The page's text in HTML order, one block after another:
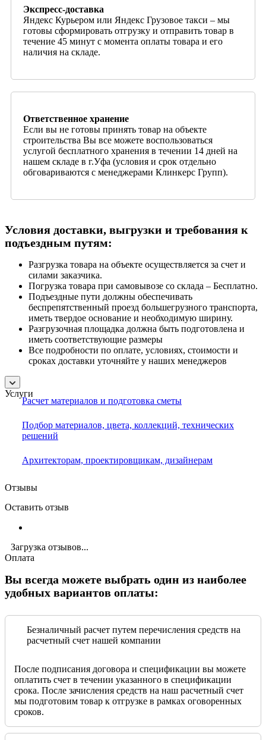
Экспресс-доставка
Яндекс Курьером или Яндекс Грузовое такси – мы
готовы сформировать отгрузку и отправить товар в
течение 45 минут с момента оплаты товара и его
наличия на складе.
Ответственное хранение
Если вы не готовы принять товар на объекте
строительства Вы все можете воспользоваться
услугой бесплатного хранения в течении 14 дней на
нашем складе в г.Уфа (условия и срок отдельно
обговариваются с менеджерами Клинкерс Групп).
Условия доставки, выгрузки и требования к
подъездным путям:
Разгрузка товара на объекте осуществляется за счет и
силами заказчика.
Погрузка товара при самовывозе со склада – Бесплатно.
Подъездные пути должны обеспечивать
беспрепятственный проезд большегрузного транспорта,
иметь твердое основание и необходимую ширину.
Разгрузочная площадка должна быть подготовлена и
иметь соответствующие размеры
Все подробности по оплате, условиях, стоимости и
сроках доставки уточняйте у наших менеджеров
Услуги
Расчет материалов и подготовка сметы
Подбор материалов, цвета, коллекций, технических
решений
Архитекторам, проектировщикам, дизайнерам
Отзывы
Оставить отзыв
Загрузка отзывов...
Оплата
Вы всегда можете выбрать один из наиболее
удобных вариантов оплаты:
Безналичный расчет путем перечисления средств на
расчетный счет нашей компании
После подписания договора и спецификации вы можете
оплатить счет в течении указанного в спецификации
срока. После зачисления средств на наш расчетный счет
мы подготовим товар к отгрузке в рамках оговоренных
сроков.